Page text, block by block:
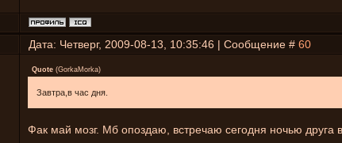
Дата: Четверг, 2009-08-13, 10:35:46 | Сообщение # 60
Quote (GorkaMorka)
Завтра,в час дня.
Фак май мозг. Мб опоздаю, встречаю сегодня ночью друга в